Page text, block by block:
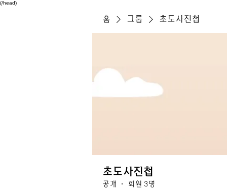
(/head)
홈 그룹 초도사진첩
초도사진첩
공개 · 회원 3명